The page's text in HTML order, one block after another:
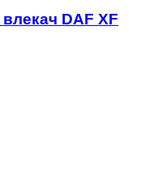
DAF XF